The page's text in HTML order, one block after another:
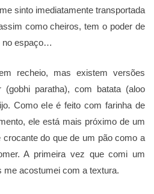
sinto imediatamente transportada
como cheiros, tem o poder de
no espaço…
recheio, mas existem versões
(gobhi paratha), com batata (aloo
Como ele é feito com farinha de
ele está mais próximo de um
do que de um pão como a
A primeira vez que comi um
me acostumei com a textura.